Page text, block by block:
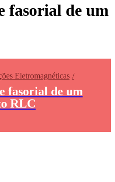
fasorial de um
Eletromagnéticas
fasorial de um
RLC